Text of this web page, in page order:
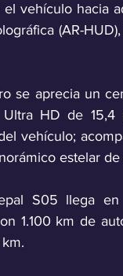
vehículo hacia
(AR-
se aprecia un
HD de 15,4
vehículo;
estelar de
S05 llega
1.100 km de